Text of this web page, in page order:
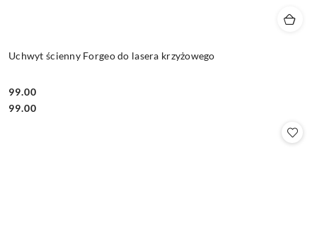
Uchwyt ścienny Forgeo do lasera krzyżowego
Cena:
99.00
Cena:
99.00